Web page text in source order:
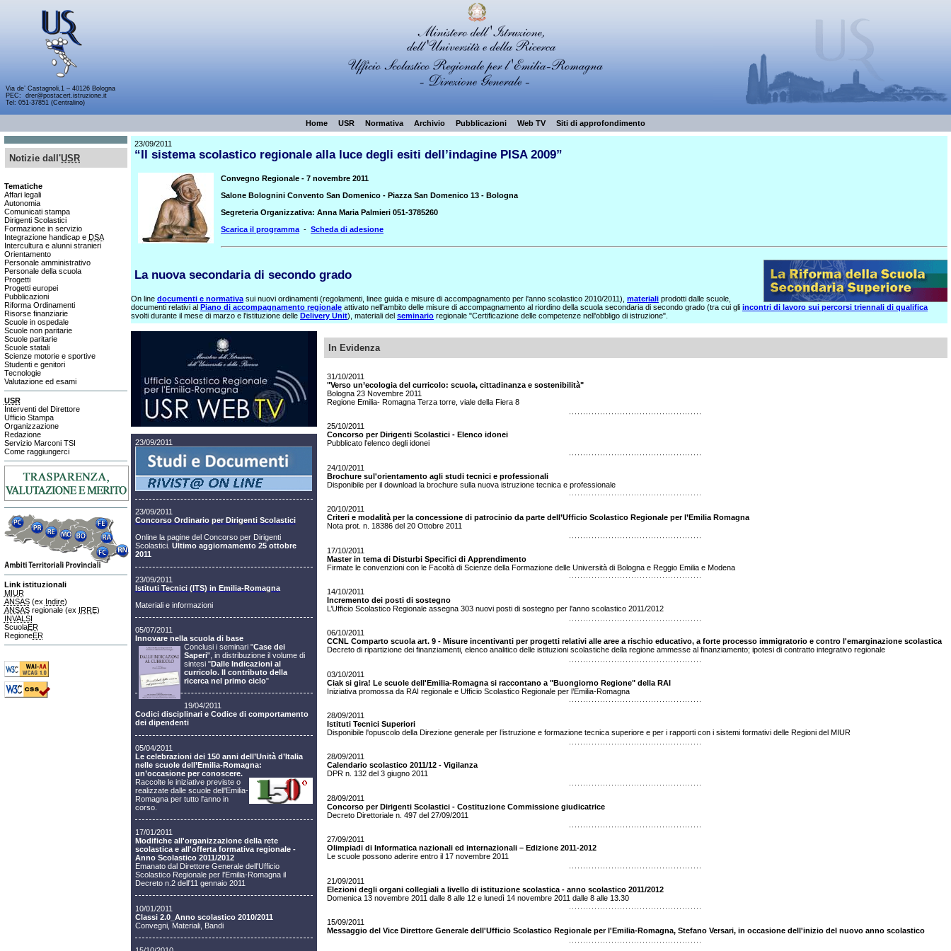
Via de’ Castagnoli,1 – 40126 Bologna
PEC: drer@postacert.istruzione.it
Tel: 051-37851 (Centralino)
Home USR Normativa Archivio Pubblicazioni Web TV Siti di approfondimento
Notizie dall'USR
Tematiche
Affari legali
Autonomia
Comunicati stampa
Dirigenti Scolastici
Formazione in servizio
Integrazione handicap e DSA
Interculturae alunni stranieri
Orientamento
Personale amministrativo
Personale della scuola
Progetti
Progetti europei
Pubblicazioni
Riforma Ordinamenti
Risorse finanziarie
Scuole in ospedale
Scuole non paritarie
Scuole paritarie
Scuole statali
Scienze motorie e sportive
Studenti e genitori
Tecnologie
Valutazione ed esami
USR
Interventi del Direttore
Ufficio Stampa
Organizzazione
Redazione
Servizio Marconi TSI
Come raggiungerci
Link istituzionali
MIUR
ANSAS(ex Indire)
ANSASregionale (ex IRRE)
INVALSI
ScuolaER
RegioneER
23/09/2011
“Il sistema scolastico regionale alla luce degli esiti dell’indagine PISA 2009”
Convegno Regionale - 7 novembre 2011
Salone Bolognini Convento San Domenico - Piazza San Domenico 13 - Bologna
Segreteria Organizzativa: Anna Maria Palmieri 051-3785260
Scarica il programma - Scheda di adesione
La nuova secondaria di secondo grado
On line documenti e normativa sui nuovi ordinamenti (regolamenti, linee guida e misure di accompagnamento per l'anno scolastico 2010/2011), materiali prodotti dalle scuole,
documenti relativi al Piano di accompagnamento regionale attivato nell'ambito delle misure di accompagnamento al riordino della scuola secondaria di secondo grado (tra cui gli incontri di lavoro sui percorsi triennali di qualifica
svolti durante il mese di marzo e l'istituzione delle Delivery Unit), materiali del seminario regionale "Certificazione delle competenze nell'obbligo di istruzione".
23/09/2011
23/09/2011
Concorso Ordinario per Dirigenti Scolastici
Online la pagine del Concorso per Dirigenti
Scolastici. Ultimo aggiornamento 25 ottobre
2011
23/09/2011
Istituti Tecnici (ITS) in Emilia-Romagna
Materiali e informazioni
05/07/2011
Innovare nella scuola di base
Conclusi i seminari "Case dei
Saperi", in distribuzione il volume di
sintesi "Dalle Indicazioni al
curricolo. Il contributo della
ricerca nel primo ciclo"
19/04/2011
Codici disciplinari e Codice di comportamento
dei dipendenti
05/04/2011
Le celebrazioni dei 150 anni dell’Unità d’Italia
nelle scuole dell’Emilia-Romagna:
un’occasione per conoscere.
Raccolte le iniziative previste o
realizzate dalle scuole dell'Emilia-
Romagna per tutto l'anno in
corso.
17/01/2011
Modifiche all'organizzazione della rete
scolastica e all'offerta formativa regionale -
Anno Scolastico 2011/2012
Emanato dal Direttore Generale dell'Ufficio
Scolastico Regionale per l'Emilia-Romagna il
Decreto n.2 dell'11 gennaio 2011
10/01/2011
Classi 2.0_Anno scolastico 2010/2011
Convegni, Materiali, Bandi
In Evidenza
31/10/2011
"Verso un’ecologia del curricolo: scuola, cittadinanza e sostenibilità"
Bologna 23 Novembre 2011
Regione Emilia- Romagna Terza torre, viale della Fiera 8
25/10/2011
Concorso per Dirigenti Scolastici - Elenco idonei
Pubblicato l'elenco degli idonei
24/10/2011
Brochure sul'orientamento agli studi tecnici e professionali
Disponibile per il download la brochure sulla nuova istruzione tecnica e professionale
20/10/2011
Criteri e modalità per la concessione di patrocinio da parte dell’Ufficio Scolastico Regionale per l’Emilia Romagna
Nota prot. n. 18386 del 20 Ottobre 2011
17/10/2011
Master in tema di Disturbi Specifici di Apprendimento
Firmate le convenzioni con le Facoltà di Scienze della Formazione delle Università di Bologna e Reggio Emilia e Modena
14/10/2011
Incremento dei posti di sostegno
L’Ufficio Scolastico Regionale assegna 303 nuovi posti di sostegno per l'anno scolastico 2011/2012
06/10/2011
CCNL Comparto scuola art. 9 - Misure incentivanti per progetti relativi alle aree a rischio educativo, a forte processo immigratorio e contro l'emarginazione scolastica
Decreto di ripartizione dei finanziamenti, elenco analitico delle istituzioni scolastiche della regione ammesse al finanziamento; ipotesi di contratto integrativo regionale
03/10/2011
Ciak si gira! Le scuole dell'Emilia-Romagna si raccontano a "Buongiorno Regione" della RAI
Iniziativa promossa da RAI regionale e Ufficio Scolastico Regionale per l’Emilia-Romagna
28/09/2011
Istituti Tecnici Superiori
Disponibile l'opuscolo della Direzione generale per l’istruzione e formazione tecnica superiore e per i rapporti con i sistemi formativi delle Regioni del MIUR
28/09/2011
Calendario scolastico 2011/12 - Vigilanza
DPR n. 132 del 3 giugno 2011
28/09/2011
Concorso per Dirigenti Scolastici - Costituzione Commissione giudicatrice
Decreto Direttoriale n. 497 del 27/09/2011
27/09/2011
Olimpiadi di Informatica nazionali ed internazionali – Edizione 2011-2012
Le scuole possono aderire entro il 17 novembre 2011
21/09/2011
Elezioni degli organi collegiali a livello di istituzione scolastica - anno scolastico 2011/2012
Domenica 13 novembre 2011 dalle 8 alle 12 e lunedì 14 novembre 2011 dalle 8 alle 13.30
15/09/2011
Messaggio del Vice Direttore Generale dell'Ufficio Scolastico Regionale per l'Emilia-Romagna, Stefano Versari, in occasione dell'inizio del nuovo anno scolastico